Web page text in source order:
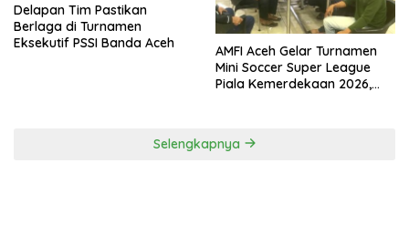
Delapan Tim Pastikan
Berlaga di Turnamen
Eksekutif PSSI Banda Aceh
AMFI Aceh Gelar Turnamen
Mini Soccer Super League
Piala Kemerdekaan 2026,
Selengkapnya